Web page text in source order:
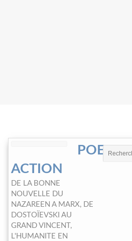
POESIE-
ACTION
DE LA BONNE
NOUVELLE DU
NAZAREEN A MARX, DE
DOSTOÏEVSKI AU
GRAND VINCENT,
L'HUMANITE EN